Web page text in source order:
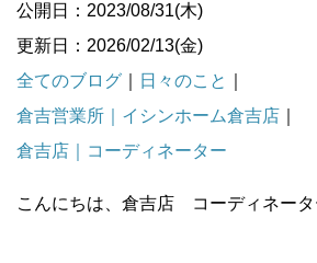
公開日：2023/08/31(木)
更新日：2026/02/13(金)
全てのブログ
日々のこと
倉吉営業所｜イシンホーム倉吉店
倉吉店｜コーディネーター
こんにちは、倉吉店 コーディネータ